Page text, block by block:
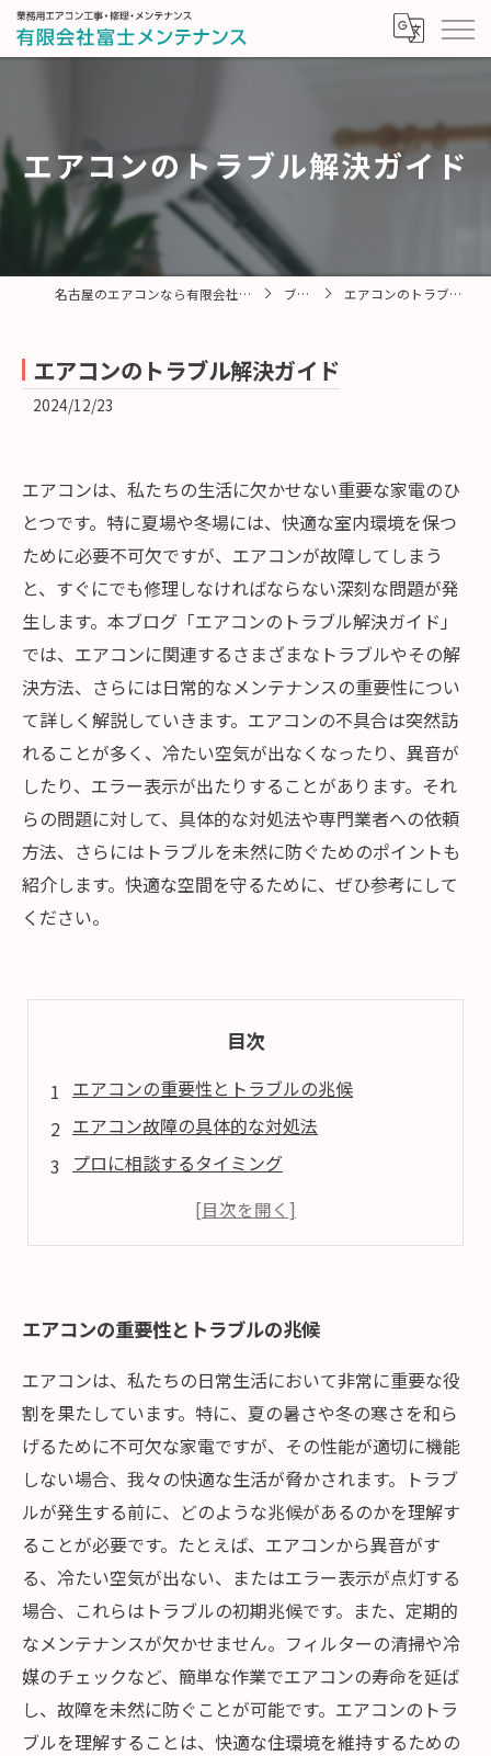
エアコンのトラブル解決ガイド
名古屋のエアコンなら有限会社富士メンテナンス ブログ エアコンのトラブル解決ガイド
エアコンのトラブル解決ガイド
2024/12/23
エアコンは、私たちの生活に欠かせない重要な家電のひ
とつです。特に夏場や冬場には、快適な室内環境を保つ
ために必要不可欠ですが、エアコンが故障してしまう
と、すぐにでも修理しなければならない深刻な問題が発
生します。本ブログ「エアコンのトラブル解決ガイド」
では、エアコンに関連するさまざまなトラブルやその解
決方法、さらには日常的なメンテナンスの重要性につい
て詳しく解説していきます。エアコンの不具合は突然訪
れることが多く、冷たい空気が出なくなったり、異音が
したり、エラー表示が出たりすることがあります。それ
らの問題に対して、具体的な対処法や専門業者への依頼
方法、さらにはトラブルを未然に防ぐためのポイントも
紹介します。快適な空間を守るために、ぜひ参考にして
ください。
目次
エアコンの重要性とトラブルの兆候
エアコン故障の具体的な対処法
プロに相談するタイミング
エアコンのトラブルを防ぐためのメンテナンス
エアコンの重要性とトラブルの兆候
エアコンは、私たちの日常生活において非常に重要な役
割を果たしています。特に、夏の暑さや冬の寒さを和ら
げるために不可欠な家電ですが、その性能が適切に機能
しない場合、我々の快適な生活が脅かされます。トラブ
ルが発生する前に、どのような兆候があるのかを理解す
ることが必要です。たとえば、エアコンから異音がす
る、冷たい空気が出ない、またはエラー表示が点灯する
場合、これらはトラブルの初期兆候です。また、定期的
なメンテナンスが欠かせません。フィルターの清掃や冷
媒のチェックなど、簡単な作業でエアコンの寿命を延ば
し、故障を未然に防ぐことが可能です。エアコンのトラ
ブルを理解することは、快適な住環境を維持するための